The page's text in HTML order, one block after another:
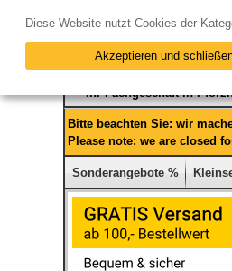
Ihr Fachgeschäft in
Bitte beachten Sie: wir
Please note: we are closed
Sonderangebote %
Diese Website nutzt Cookies der
Akzeptieren und